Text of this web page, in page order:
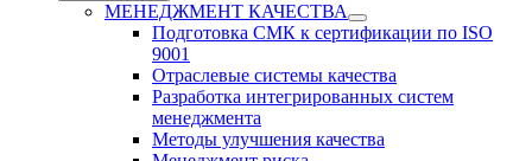
МЕНЕДЖМЕНТ КАЧЕСТВА
Подготовка СМК к сертификации по ISO
9001
Отраслевые системы качества
Разработка интегрированных систем
менеджмента
Методы улучшения качества